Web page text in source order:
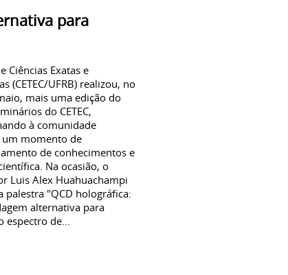
para
Ciências Exatas e
(CETEC/UFRB) realizou, no
mais uma edição do
do CETEC,
à comunidade
um momento de
de conhecimentos e
Na ocasião, o
Luis Alex Huahuachampi
palestra "QCD holográfica:
alternativa para
espectro de...